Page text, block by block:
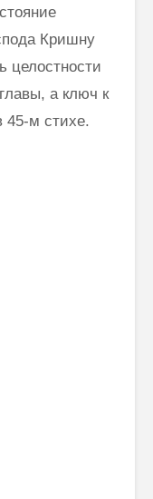
Кришну
целостности
а ключ к
45-м стихе.